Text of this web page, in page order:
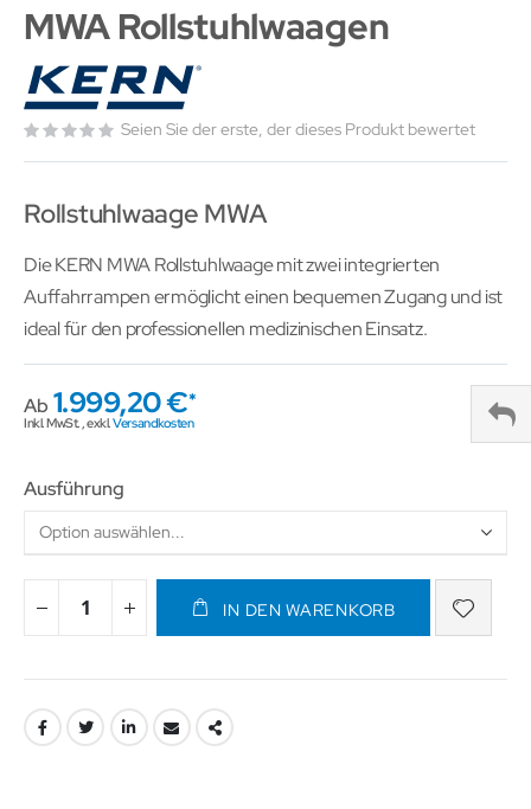
MWA Rollstuhlwaagen
Seien Sie der erste, der dieses Produkt bewertet
Rollstuhlwaage MWA
Die KERN MWA Rollstuhlwaage mit zwei integrierten
Auffahrrampen ermöglicht einen bequemen Zugang und ist
ideal für den professionellen medizinischen Einsatz.
Ab 1.999,20 €
Inkl. MwSt.,exkl.Versandkosten
Ausführung
IN DEN WARENKORB